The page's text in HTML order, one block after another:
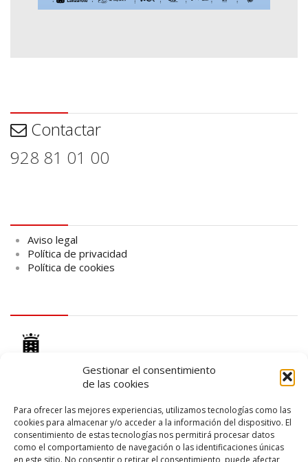
Gestionar el consentimiento
de las cookies
Para ofrecer las mejores experiencias, utilizamos tecnologías como las
cookies para almacenar y/o acceder a la información del dispositivo. El
consentimiento de estas tecnologías nos permitirá procesar datos
como el comportamiento de navegación o las identificaciones únicas
en este sitio. No consentir o retirar el consentimiento, puede afectar
Contactar
928 81 01 00
Aviso legal
Política de privacidad
Política de cookies
logo SID